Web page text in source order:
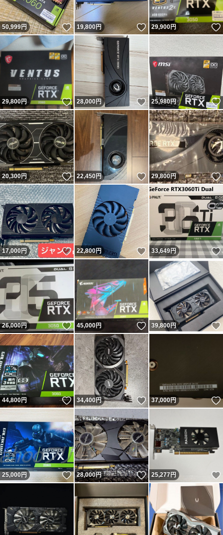
50,999円 いいね！
19,800円 いいね！
29,900円
29,800円 いいね！
28,000 円 いいね！
25,980円
20,300円 いいね！
22,450円 いいね！
29,800円
17,000円 いいね！
22,800円 いいね！
33,649円
26,000円 いいね！
45,000円 いいね！
39,800円
44,800円 いいね！
34,400円 いいね！
37,000円
25,000円 いいね！
28,000円 いいね！
25,277円